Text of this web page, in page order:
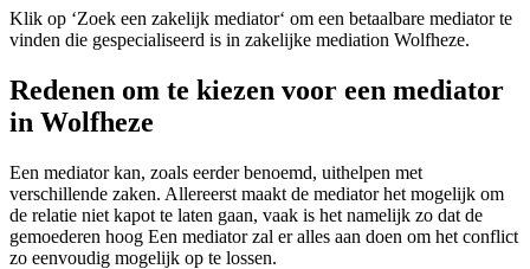
Klik op ‘Zoek een zakelijk mediator‘ om een betaalbare mediator te
vinden die gespecialiseerd is in zakelijke mediation Wolfheze.
Redenen om te kiezen voor een mediator
in Wolfheze
Een mediator kan, zoals eerder benoemd, uithelpen met
verschillende zaken. Allereerst maakt de mediator het mogelijk om
de relatie niet kapot te laten gaan, vaak is het namelijk zo dat de
gemoederen hoog Een mediator zal er alles aan doen om het conflict
zo eenvoudig mogelijk op te lossen.